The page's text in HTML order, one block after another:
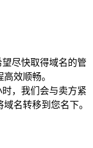
望尽快取得域名的管
效顺畅。
时，我们会与卖方紧
名转移到您名下。